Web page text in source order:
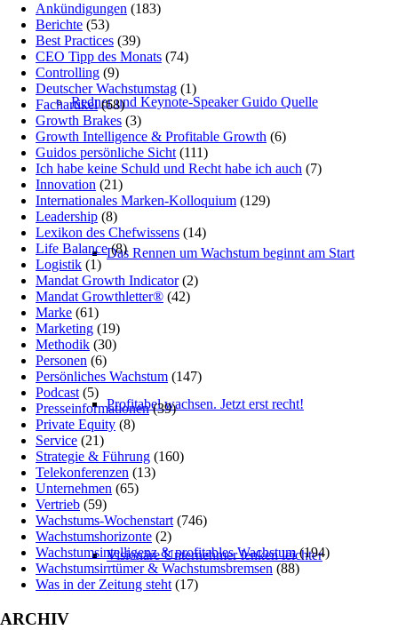
Redner und Keynote-Speaker Guido Quelle
Das Rennen um Wachstum beginnt am Start
Profitabel wachsen. Jetzt erst recht!
Visionäre Unternehmer lenken leichter
Ankündigungen (183)
Berichte (53)
Best Practices (39)
CEO Tipp des Monats (74)
Controlling (9)
Deutscher Wachstumstag (1)
Fachartikel(68)
Growth Brakes (3)
Growth Intelligence & Profitable Growth (6)
Guidos persönliche Sicht (111)
Ich habe keine Schuld und Recht habe ich auch (7)
Innovation (21)
Internationales Marken-Kolloquium (129)
Leadership (8)
Lexikon des Chefwissens (14)
Life Balance(8)
Logistik (1)
Mandat Growth Indicator(2)
Mandat Growthletter® (42)
Marke (61)
Marketing (19)
Methodik (30)
Personen (6)
Persönliches Wachstum (147)
Podcast (5)
Presseinformationen(39)
Private Equity (8)
Service (21)
Strategie & Führung (160)
Telekonferenzen (13)
Unternehmen (65)
Vertrieb (59)
Wachstums-Wochenstart (746)
Wachstumshorizonte (2)
Wachstumsintelligenz & profitables Wachstum(194)
Wachstumsirrtümer & Wachstumsbremsen (88)
Was in der Zeitung steht (17)
ARCHIV